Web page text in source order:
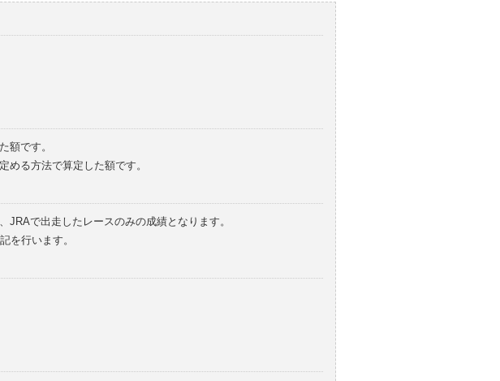
額です。
める方法で算定した額です。
で出走したレースのみの成績となります。
を行います。